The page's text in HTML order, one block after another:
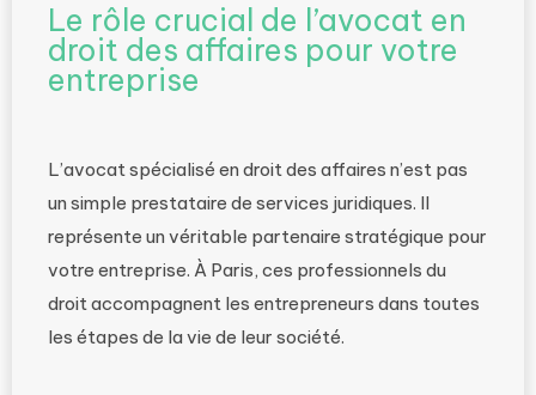
Le rôle crucial de l’avocat en
droit des affaires pour votre
entreprise
L’avocat spécialisé en droit des affaires n’est pas
un simple prestataire de services juridiques. Il
représente un véritable partenaire stratégique pour
votre entreprise. À Paris, ces professionnels du
droit accompagnent les entrepreneurs dans toutes
les étapes de la vie de leur société.